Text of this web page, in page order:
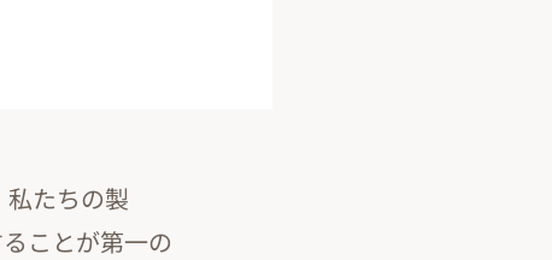
たちの製
ことが第一の